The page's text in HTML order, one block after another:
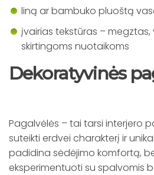
liną ar bambuko pluoštą
įvairias tekstūras –
skirtingoms nuotaikoms
Dekoratyvinės
Pagalvėlės – tai tarsi interjero
suteikti erdvei charakterį ir
padidina sėdėjimo komfortą,
eksperimentuoti su spalvomis